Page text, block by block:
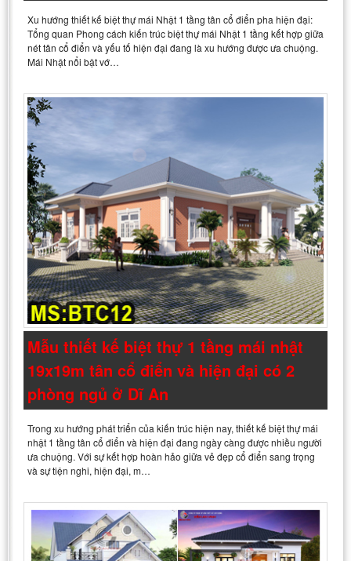
Xu hướng thiết kế biệt thự mái Nhật 1 tầng tân cổ điển pha hiện đại:
Tổng quan Phong cách kiến trúc biệt thự mái Nhật 1 tầng kết hợp giữa
nét tân cổ điển và yếu tố hiện đại đang là xu hướng được ưa chuộng.
Mái Nhật nổi bật vớ…
Mẫu thiết kế biệt thự 1 tầng mái nhật
19x19m tân cổ điển và hiện đại có 2
phòng ngủ ở Dĩ An
Trong xu hướng phát triển của kiến trúc hiện nay, thiết kế biệt thự mái
nhật 1 tầng tân cổ điển và hiện đại đang ngày càng được nhiều người
ưa chuộng. Với sự kết hợp hoàn hảo giữa vẻ đẹp cổ điển sang trọng
và sự tiện nghi, hiện đại, m…